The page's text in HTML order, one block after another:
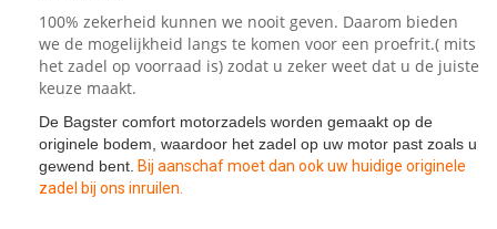
100% zekerheid kunnen we nooit geven. Daarom bieden
we de mogelijkheid langs te komen voor een proefrit.( mits
het zadel op voorraad is) zodat u zeker weet dat u de juiste
keuze maakt.
De Bagster comfort motorzadels worden gemaakt op de
originele bodem, waardoor het zadel op uw motor past zoals u
gewend bent. Bij aanschaf moet dan ook uw huidige originele
zadel bij ons inruilen.